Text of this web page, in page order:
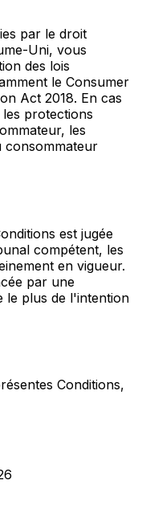
par le droit
Uni, vous
des lois
le Consumer
Act 2018. En cas
protections
les
consommateur
est jugée
compétent, les
en vigueur.
par une
le plus de l'intention
Conditions,